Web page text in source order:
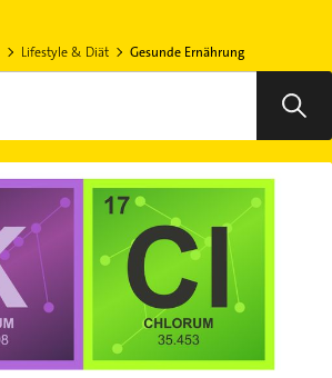
Lifestyle & Diät Gesunde Ernährung